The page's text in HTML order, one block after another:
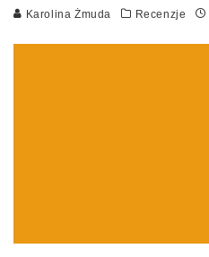
Karolina Żmuda Recenzje